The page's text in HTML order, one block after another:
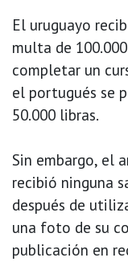
El uruguayo
multa de
completar un
el portugués se
50.000 libras.
Sin embargo, el
recibió ninguna
después de
una foto de su
publicación en